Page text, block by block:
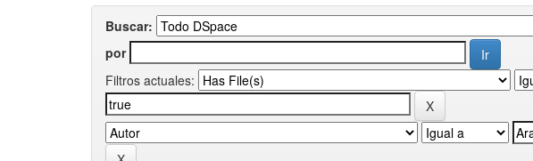
Buscar:
por
Filtros actuales: